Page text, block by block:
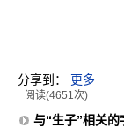
分享到： 更多
阅读(4651次)
与“生子”相关的